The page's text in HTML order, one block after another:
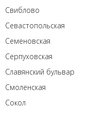
Свиблово
Севастопольская
Семеновская
Серпуховская
Славянский бульвар
Смоленская
Сокол